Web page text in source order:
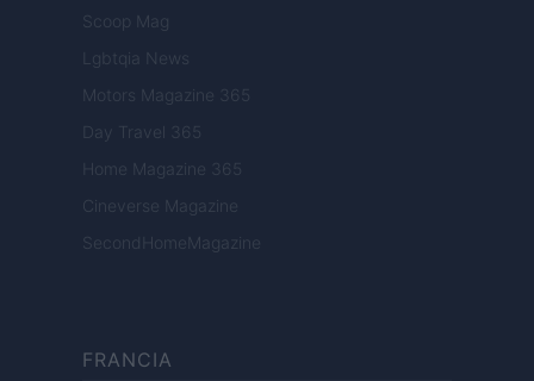
Scoop Mag
Lgbtqia News
Motors Magazine 365
Day Travel 365
Home Magazine 365
Cineverse Magazine
SecondHomeMagazine
FRANCIA